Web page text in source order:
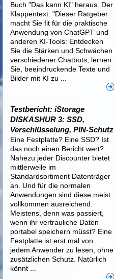
Buch "Das kann KI" heraus. Der
Klappentext: "Dieser Ratgeber
macht Sie fit für die praktische
Anwendung von ChatGPT und
anderen KI-Tools: Entdecken
Sie die Stärken und Schwächen
verschiedener Chatbots, lernen
Sie, beeindruckende Texte und
Bilder mit KI zu ...
Testbericht: iStorage
DISKASHUR 3: SSD,
Verschlüsselung, PIN-Schutz
Eine Festplatte? Eine SSD? Ist
das noch einen Bericht wert?
Nahezu jeder Discounter bietet
mittlerweile im
Standardsortiment Datenträger
an. Und für die normalen
Anwendungen sind diese meist
vollkommen ausreichend.
Meistens, denn was passiert,
wenn ihr vertrauliche Daten
portabel speichern müsst? Eine
Festplatte ist erst mal von
jedem Anwender zu lesen, ohne
zusätzlichen Schutz. Natürlich
könnt ...